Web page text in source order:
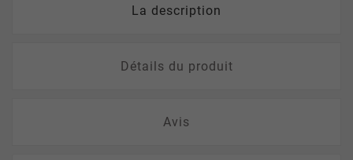
La description
Détails du produit
Avis